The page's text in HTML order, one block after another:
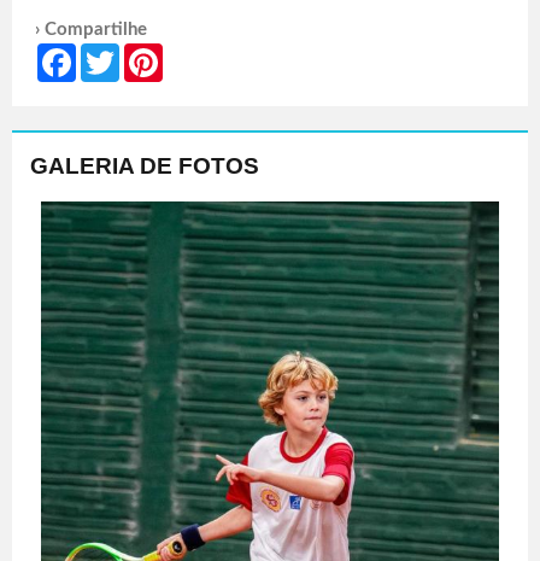
› Compartilhe
Facebook
Twitter
GALERIA DE FOTOS